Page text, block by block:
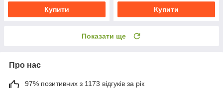
Купити Купити
Показати ще
Про нас
97% позитивних з 1173 відгуків за рік